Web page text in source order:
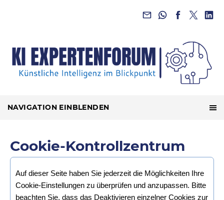
NAVIGATION EINBLENDEN
Cookie-Kontrollzentrum
Auf dieser Seite haben Sie jederzeit die Möglichkeiten Ihre
Cookie-Einstellungen zu überprüfen und anzupassen. Bitte
beachten Sie, dass das Deaktivieren einzelner Cookies zur